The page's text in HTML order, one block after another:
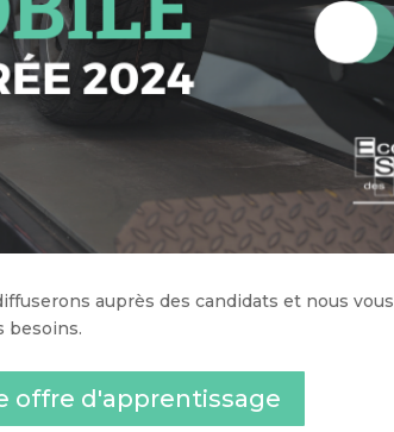
auprès des candidats et nous
besoins.
offre d'apprentissage